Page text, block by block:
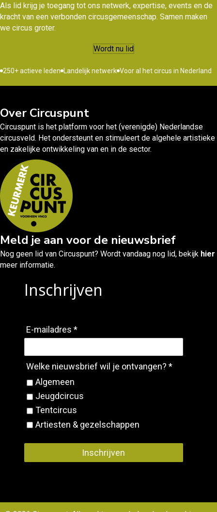
Als lid krijg je toegang tot ons netwerk, expertise, events en de
kracht van een verbonden circusgemeenschap. Samen maken
we circus groter.
Wordt nu lid
250+ actieve leden Landelijk netwerk Voor al het circus in Nederland
Over Circuspunt
Circuspunt is het platform voor het (verenigde) Nederlandse
circusveld. Het ondersteunt en stimuleert de algehele artistieke
en zakelijke ontwikkeling van en in de sector.
Meld je aan voor de nieuwsbrief
Nog geen lid van Circuspunt? Wordt vandaag nog lid, bekijk hier
meer informatie.
Inschrijven
E-mailadres *
Welke nieuwsbrief wil je ontvangen? *
Algemeen
Jeugdcircus
Tentcircus
Artiesten & gezelschappen
Inschrijven